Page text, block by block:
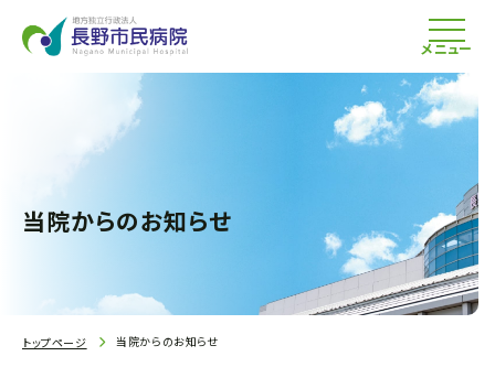
メニュー
当院からのお知らせ
トップページ 当院からのお知らせ